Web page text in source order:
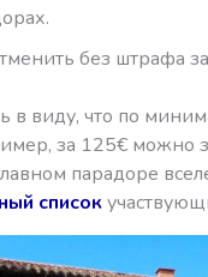
без штрафа
в виду, что по
за 125€ можно
парадоре
список